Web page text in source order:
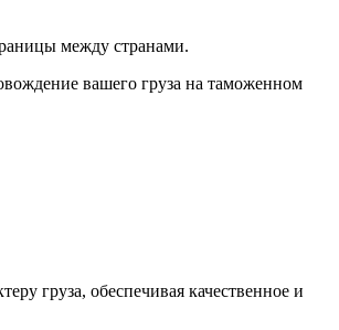
между странами.
вашего груза на таможенном
груза, обеспечивая качественное и